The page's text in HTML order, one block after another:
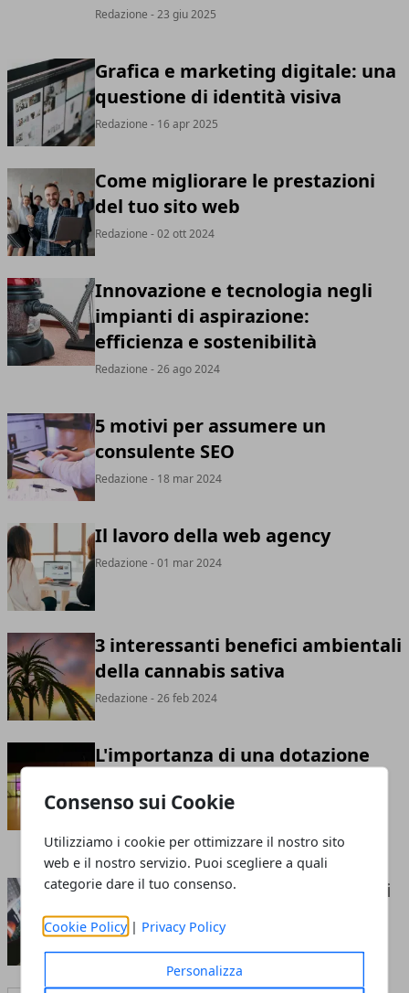
Consenso sui Cookie
Utilizziamo i cookie per ottimizzare il nostro sito
web e il nostro servizio. Puoi scegliere a quali
categorie dare il tuo consenso.
Cookie Policy | Privacy Policy
Personalizza
Redazione - 23 giu 2025
Grafica e marketing digitale: una
questione di identità visiva
Redazione - 16 apr 2025
Come migliorare le prestazioni
del tuo sito web
Redazione - 02 ott 2024
Innovazione e tecnologia negli
impianti di aspirazione:
efficienza e sostenibilità
Redazione - 26 ago 2024
5 motivi per assumere un
consulente SEO
Redazione - 18 mar 2024
Il lavoro della web agency
Redazione - 01 mar 2024
3 interessanti benefici ambientali
della cannabis sativa
Redazione - 26 feb 2024
L'importanza di una dotazione
location per eventi
Redazione - 12 gen 2024
App Development: tutti i segreti
per creare app di successo